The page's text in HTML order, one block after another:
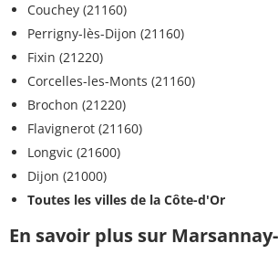
Couchey (21160)
Perrigny-lès-Dijon (21160)
Fixin (21220)
Corcelles-les-Monts (21160)
Brochon (21220)
Flavignerot (21160)
Longvic (21600)
Dijon (21000)
Toutes les villes de la Côte-d'Or
En savoir plus sur